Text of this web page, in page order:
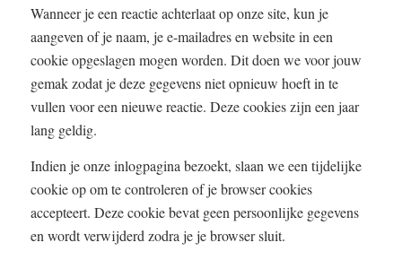
Wanneer je een reactie achterlaat op onze site, kun je
aangeven of je naam, je e-mailadres en website in een
cookie opgeslagen mogen worden. Dit doen we voor jouw
gemak zodat je deze gegevens niet opnieuw hoeft in te
vullen voor een nieuwe reactie. Deze cookies zijn een jaar
lang geldig.
Indien je onze inlogpagina bezoekt, slaan we een tijdelijke
cookie op om te controleren of je browser cookies
accepteert. Deze cookie bevat geen persoonlijke gegevens
en wordt verwijderd zodra je je browser sluit.